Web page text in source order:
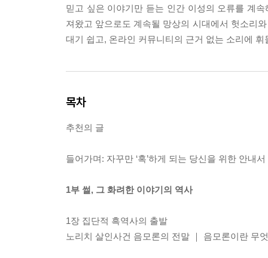
믿고 싶은 이야기만 듣는 인간 이성의 오류를 계
져왔고 앞으로도 계속될 망상의 시대에서 헛소리
대기 쉽고, 온라인 커뮤니티의 근거 없는 소리에
목차
추천의 글
들어가며: 자꾸만 ‘혹’하게 되는 당신을 위한 안내서
1부 썰, 그 화려한 이야기의 역사
1장 집단적 흑역사의 출발
노리치 살인사건 음모론의 전말 ｜ 음모론이란 무